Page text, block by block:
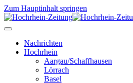
Zum Hauptinhalt springen
Nachrichten
Hochrhein
Aargau/Schaffhausen
Lörrach
Basel